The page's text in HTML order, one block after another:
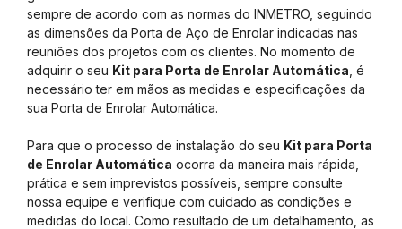
sempre de acordo com as normas do INMETRO, seguindo
as dimensões da Porta de Aço de Enrolar indicadas nas
reuniões dos projetos com os clientes. No momento de
adquirir o seu Kit para Porta de Enrolar Automática , é
necessário ter em mãos as medidas e especificações da
sua Porta de Enrolar Automática.
Para que o processo de instalação do seu Kit para Porta
de Enrolar Automática ocorra da maneira mais rápida,
prática e sem imprevistos possíveis, sempre consulte
nossa equipe e verifique com cuidado as condições e
medidas do local. Como resultado de um detalhamento, as